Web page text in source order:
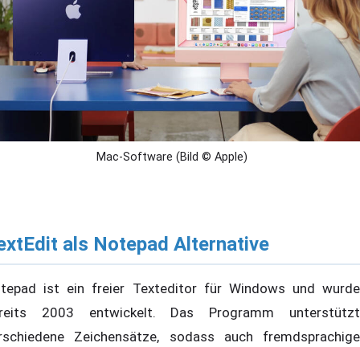
Mac-Software (Bild © Apple)
als Notepad Alternative
ist ein freier Texteditor für Windows und wurde
2003 entwickelt. Das Programm unterstützt
Zeichensätze, sodass auch fremdsprachige